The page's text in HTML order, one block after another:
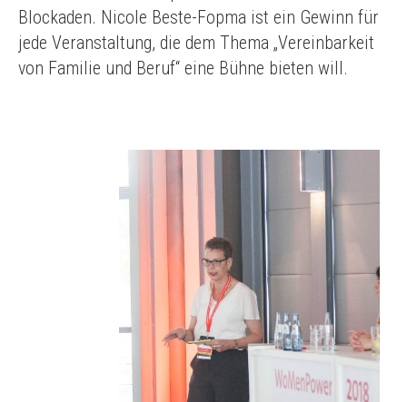
Blockaden. Nicole Beste-Fopma ist ein Gewinn für
jede Veranstaltung, die dem Thema „Vereinbarkeit
von Familie und Beruf“ eine Bühne bieten will.